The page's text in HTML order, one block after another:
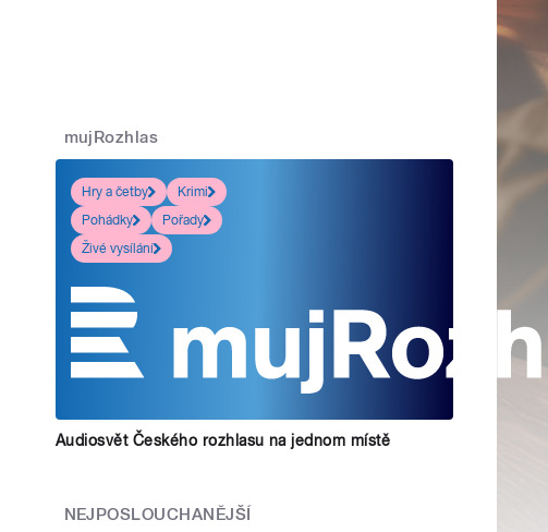
mujRozhlas
Hry a četby
Krimi
Pohádky
Pořady
Živé vysílání
Audiosvět Českého rozhlasu na jednom místě
NEJPOSLOUCHANĚJŠÍ